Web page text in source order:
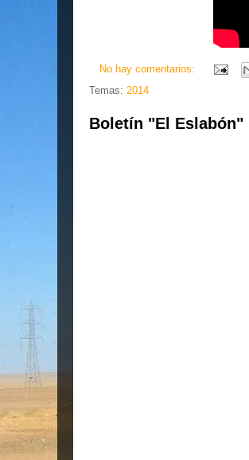
No hay comentarios:
Temas: 2014
Boletín "El Eslabón"